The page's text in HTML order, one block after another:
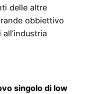
delle altre
obbiettivo
singolo di low